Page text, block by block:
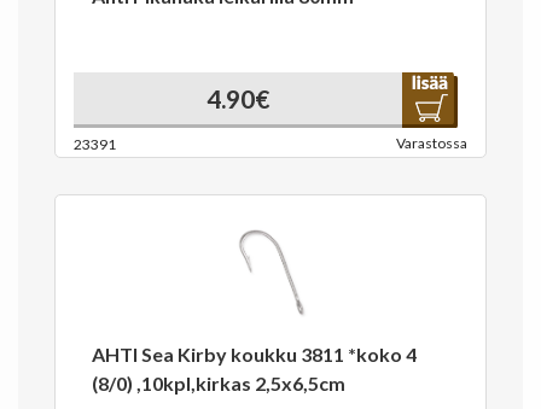
4.90€
23391 Varastossa
AHTI Sea Kirby koukku 3811 *koko 4
(8/0) ,10kpl,kirkas 2,5x6,5cm